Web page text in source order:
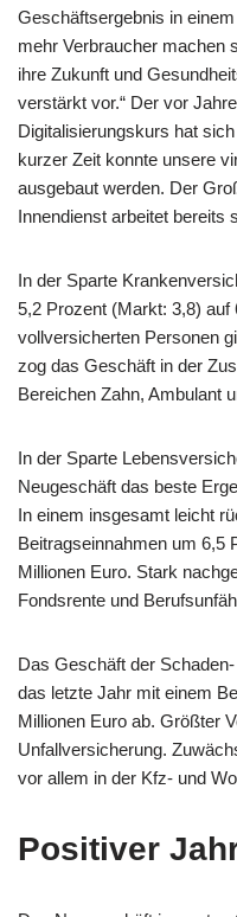
Geschäftsergebnis in
mehr Verbraucher machen
ihre Zukunft und
verstärkt vor.“ Der vor
Digitalisierungskurs hat
kurzer Zeit konnte unsere
ausgebaut werden. Der
Innendienst arbeitet bereits
In der Sparte
5,2 Prozent (Markt: 3,8) auf
vollversicherten Personen
zog das Geschäft in der
Bereichen Zahn, Ambulant
In der Sparte
Neugeschäft das beste
In einem insgesamt leicht
Beitragseinnahmen um 6,5
Millionen Euro. Stark
Fondsrente und
Das Geschäft der
das letzte Jahr mit einem
Millionen Euro ab. Größter
Unfallversicherung.
vor allem in der Kfz- und
Positiver